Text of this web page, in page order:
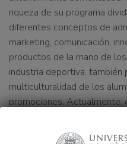
riqueza de su programa
diferentes conceptos de
marketing, comunicación,
productos de la mano de
industria deportiva, también
multiculturalidad de los
promociones.Actualmente,
los 5 continentes del